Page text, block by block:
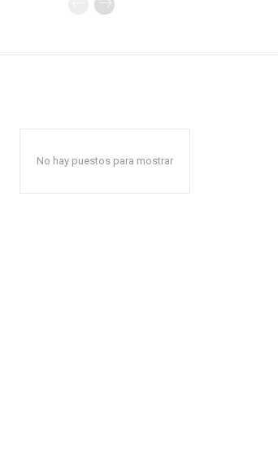
No hay puestos para mostrar